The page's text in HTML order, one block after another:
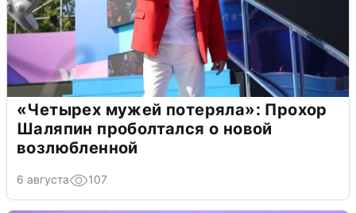
«Четырех мужей потеряла»: Прохор
Шаляпин проболтался о новой
возлюбленной
6 августа 107